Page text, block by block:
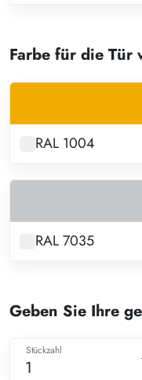
Farbe für die Tür
RAL 1004
RAL 7035
Geben Sie Ihre
1
Stückzahl